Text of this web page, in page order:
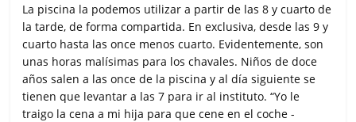
La piscina la podemos utilizar a partir de las 8 y cuarto de
la tarde, de forma compartida. En exclusiva, desde las 9 y
cuarto hasta las once menos cuarto. Evidentemente, son
unas horas malísimas para los chavales. Niños de doce
años salen a las once de la piscina y al día siguiente se
tienen que levantar a las 7 para ir al instituto. “Yo le
traigo la cena a mi hija para que cene en el coche -